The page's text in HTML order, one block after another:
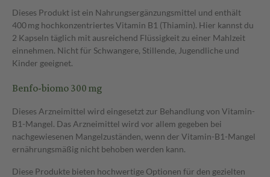
Dieses Produkt ist ein Nahrungsergänzungsmittel und enthält
400 mg hochkonzentriertes Vitamin B1 (Thiamin). Hier kannst du
2 Kapseln täglich mit ausreichend Flüssigkeit zu einer Mahlzeit
einnehmen. Nicht für Schwangere, Stillende, Jugendliche und
Kinder geeignet.
Benfo-biomo 300 mg
Dieses Arzneimittel wird eingesetzt zur Behandlung von Vitamin-
B1-Mangel. Das Arzneimittel wird vor allem gegeben bei
nachgewiesenen Mangelzuständen, wenn der Vitamin-B1-Mangel
ernährungsmäßig nicht behoben werden kann.
Diese Produkte bieten hochwertige Optionen für den gezielten